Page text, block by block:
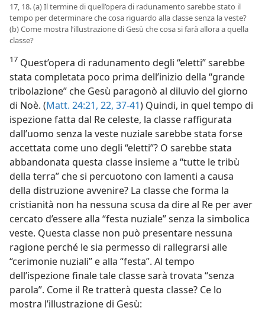
17, 18. (a) Il termine di quell’opera di radunamento sarebbe stato il
tempo per determinare che cosa riguardo alla classe senza la veste?
(b) Come mostra l’illustrazione di Gesù che cosa si farà allora a quella
classe?
17 Quest’opera di radunamento degli “eletti” sarebbe
stata completata poco prima dell’inizio della “grande
tribolazione” che Gesù paragonò al diluvio del giorno
di Noè. (Matt. 24:21, 22, 37-41) Quindi, in quel tempo di
ispezione fatta dal Re celeste, la classe raffigurata
dall’uomo senza la veste nuziale sarebbe stata forse
accettata come uno degli “eletti”? O sarebbe stata
abbandonata questa classe insieme a “tutte le tribù
della terra” che si percuotono con lamenti a causa
della distruzione avvenire? La classe che forma la
cristianità non ha nessuna scusa da dire al Re per aver
cercato d’essere alla “festa nuziale” senza la simbolica
veste. Questa classe non può presentare nessuna
ragione perché le sia permesso di rallegrarsi alle
“cerimonie nuziali” e alla “festa”. Al tempo
dell’ispezione finale tale classe sarà trovata “senza
parola”. Come il Re tratterà questa classe? Ce lo
mostra l’illustrazione di Gesù: